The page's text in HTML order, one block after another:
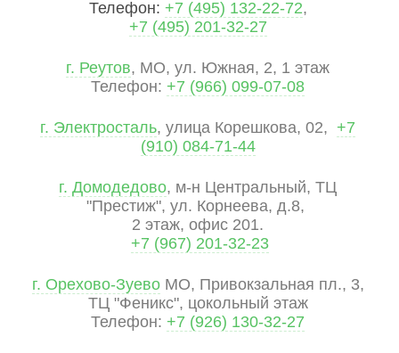
Телефон: +7 (495) 132-22-72,
+7 (495) 201-32-27
г. Реутов, МО, ул. Южная, 2, 1 этаж
Телефон: +7 (966) 099-07-08
г. Электросталь, улица Корешкова, 02, +7
(910) 084-71-44
г. Домодедово, м-н Центральный, ТЦ
"Престиж", ул. Корнеева, д.8,
2 этаж, офис 201.
+7 (967) 201-32-23
г. Орехово-ЗуевоМО, Привокзальная пл., 3,
ТЦ "Феникс", цокольный этаж
Телефон: +7 (926) 130-32-27